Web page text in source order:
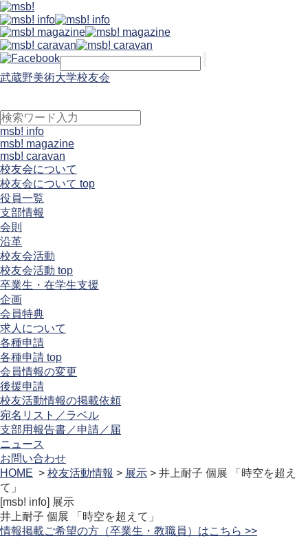
武蔵野美術大学校友会
msb! info
msb! magazine
msb! caravan
校友会について
校友会について top
役員一覧
支部情報
会則
沿革
校友会活動
校友会活動 top
卒業生・在学生支援
企画
会員特典
求人について
各種申請
各種申請 top
会員情報の変更
後援申請
校友活動情報の掲載依頼
宛名リスト／ラベル
支部用報告書／申請／届
ニュース
お問い合わせ
HOME > 校友活動情報 > 展示 > 井上耐子 個展 「時空を超え
て」
[msb! info] 展示
井上耐子 個展 「時空を超えて」
情報掲載ご希望の方（卒業生・教職員）はこちら >>